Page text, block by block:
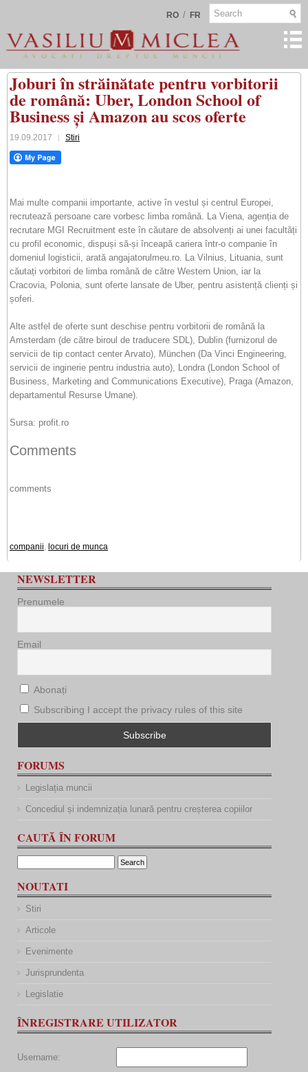
RO / FR
Joburi în străinătate pentru vorbitorii
de română: Uber, London School of
Business și Amazon au scos oferte
19.09.2017 Stiri
Mai multe companii importante, active în vestul și centrul Europei,
recrutează persoane care vorbesc limba română. La Viena, agenția de
recrutare MGI Recruitment este în căutare de absolvenți ai unei facultăți
cu profil economic, dispuși să-și înceapă cariera într-o companie în
domeniul logisticii, arată angajatorulmeu.ro. La Vilnius, Lituania, sunt
căutați vorbitori de limba română de către Western Union, iar la
Cracovia, Polonia, sunt oferte lansate de Uber, pentru asistență clienți și
șoferi.
Alte astfel de oferte sunt deschise pentru vorbitorii de română la
Amsterdam (de către biroul de traducere SDL), Dublin (furnizorul de
servicii de tip contact center Arvato), München (Da Vinci Engineering,
servicii de inginerie pentru industria auto), Londra (London School of
Business, Marketing and Communications Executive), Praga (Amazon,
departamentul Resurse Umane).
Sursa: profit.ro
Comments
comments
companii, locuri de munca
NEWSLETTER
Prenumele
Email
Abonați
Subscribing I accept the privacy rules of this site
FORUMS
Legislația muncii
Concediul și indemnizația lunară pentru creșterea copiilor
CAUTĂ ÎN FORUM
NOUTATI
Stiri
Articole
Evenimente
Jurisprundenta
Legislatie
ÎNREGISTRARE UTILIZATOR
Username: